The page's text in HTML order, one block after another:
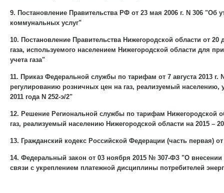
9. Постановление Правительства РФ от 23 мая 2006 г. N 306
коммунальных услуг"
10. Постановление Правительства Нижегородской области от
газа, используемого населением Нижегородской области для
учета газа"
11. Приказ Федеральной службы по тарифам от 7 августа 2013
регулированию розничных цен на газ, реализуемый
2011 года N 252-э/2"
12. Решение Региональной службы по тарифам Нижегородской
газ, реализуемый населению Нижегородской области на 2015 –
13. Гражданский кодекс Российской Федерации (часть первая)
14. Федеральный закон от 03 ноября 2015 № 307-ФЗ "О
связи с укреплением платежной дисциплины потребителей